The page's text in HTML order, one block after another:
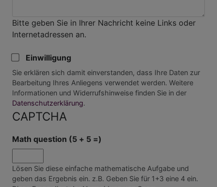
Bitte geben Sie in Ihrer Nachricht keine Links oder
Internetadressen an.
Einwilligung
Sie erklären sich damit einverstanden, dass Ihre Daten zur
Bearbeitung Ihres Anliegens verwendet werden. Weitere
Informationen und Widerrufshinweise finden Sie in der
Datenschutzerklärung.
CAPTCHA
Math question (5 + 5 =)
Lösen Sie diese einfache mathematische Aufgabe und
geben das Ergebnis ein. z.B. Geben Sie für 1+3 eine 4 ein.